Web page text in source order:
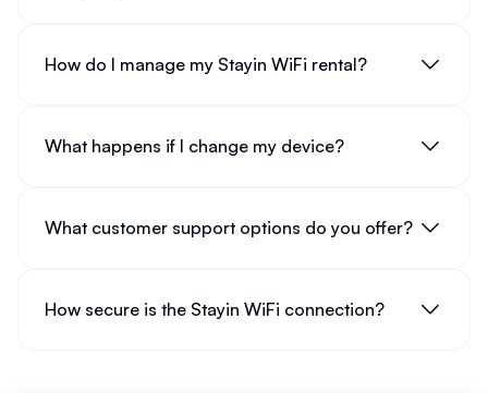
How do I manage my Stayin WiFi rental?
What happens if I change my device?
What customer support options do you offer?
How secure is the Stayin WiFi connection?